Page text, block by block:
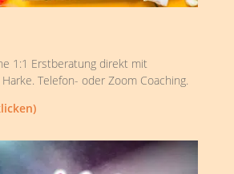
1:1 Erstberatung direkt mit
Harke. Telefon- oder Zoom Coaching.